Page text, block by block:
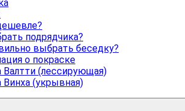
подрядчика?
выбрать беседку?
о покраске
Валтти (лессирующая)
Винха (укрывная)